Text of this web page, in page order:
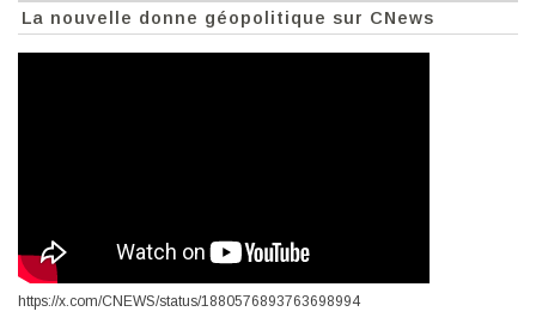
La nouvelle donne géopolitique sur CNews
https://x.com/CNEWS/status/1880576893763698994